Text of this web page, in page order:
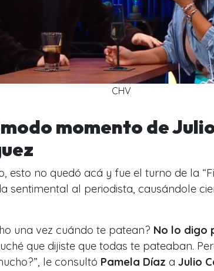
CHV
momento de
esto no quedó acá y fue el turno de la
sentimental al periodista, causándole
una vez cuándo te patean? No lo digo
que dijiste que todas te pateaban.
”, le consultó Pamela Díaz a Julio